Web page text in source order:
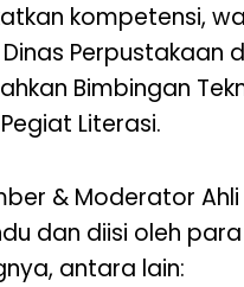
kompetensi,
Perpustakaan
Bimbingan
Literasi.
& Moderator Ahli
dan diisi oleh
antara lain: